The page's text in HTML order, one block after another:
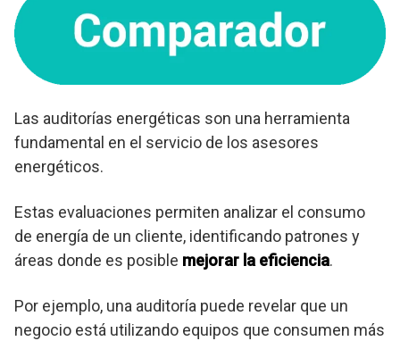
Las auditorías energéticas son una herramienta
fundamental en el servicio de los asesores
energéticos.
Estas evaluaciones permiten analizar el consumo
de energía de un cliente, identificando patrones y
áreas donde es posible mejorar la eficiencia.
Por ejemplo, una auditoría puede revelar que un
negocio está utilizando equipos que consumen más